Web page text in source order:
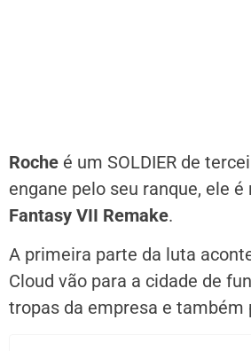
Roche é um SOLDIER de
engane pelo seu ranque, ele
Fantasy VII Remake.
A primeira parte da luta
Cloud vão para a cidade de
tropas da empresa e também